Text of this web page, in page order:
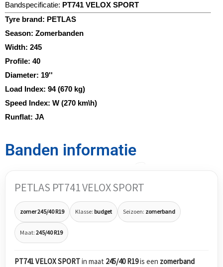
Bandspecificatie: PT741 VELOX SPORT
Tyre brand: PETLAS
Season: Zomerbanden
Width: 245
Profile: 40
Diameter: 19''
Load Index: 94 (670 kg)
Speed Index: W (270 km\h)
Runflat: JA
Banden informatie
PETLAS PT741 VELOX SPORT
zomer 245/40 R19 Klasse: budget Seizoen: zomerband
Maat: 245/40 R19
PT741 VELOX SPORTin maat 245/40 R19is een zomerband